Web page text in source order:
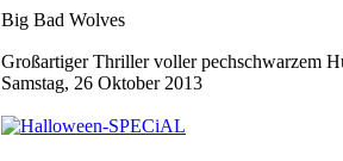
Big Bad Wolves
Großartiger Thriller voller pechschwarzem
Samstag, 26 Oktober 2013